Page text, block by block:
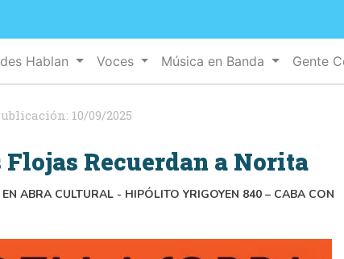
Hablan Voces Música en Banda Gente
10/09/2025
Recuerdan a Norita
ABRA CULTURAL - HIPÓLITO YRIGOYEN 840 – CABA CON